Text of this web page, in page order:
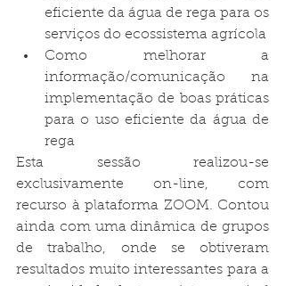
eficiente da água de rega para os
Como melhorar a
informação/comunicação na
implementação de boas práticas
para o uso eficiente da água de
rega
Esta sessão realizou-se
exclusivamente on-line, com
recurso à plataforma ZOOM. Contou
ainda com uma dinâmica de grupos
de trabalho, onde se obtiveram
resultados muito interessantes para a